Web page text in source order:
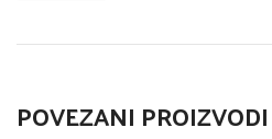
POVEZANI PROIZVODI